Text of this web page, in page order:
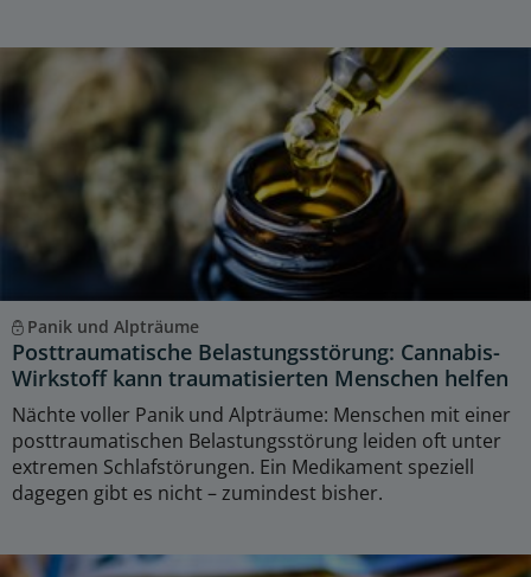
Panik und Alpträume
Posttraumatische Belastungsstörung: Cannabis-
Wirkstoff kann traumatisierten Menschen helfen
Nächte voller Panik und Alpträume: Menschen mit einer
posttraumatischen Belastungsstörung leiden oft unter
extremen Schlafstörungen. Ein Medikament speziell
dagegen gibt es nicht – zumindest bisher.